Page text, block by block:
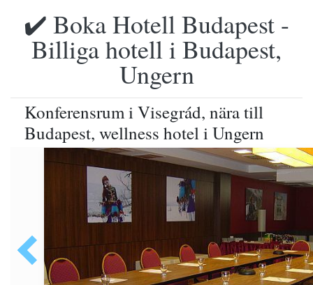
✔️ Boka Hotell Budapest -
Billiga hotell i Budapest,
Ungern
Konferensrum i Visegrád, nära till
Budapest, wellness hotel i Ungern